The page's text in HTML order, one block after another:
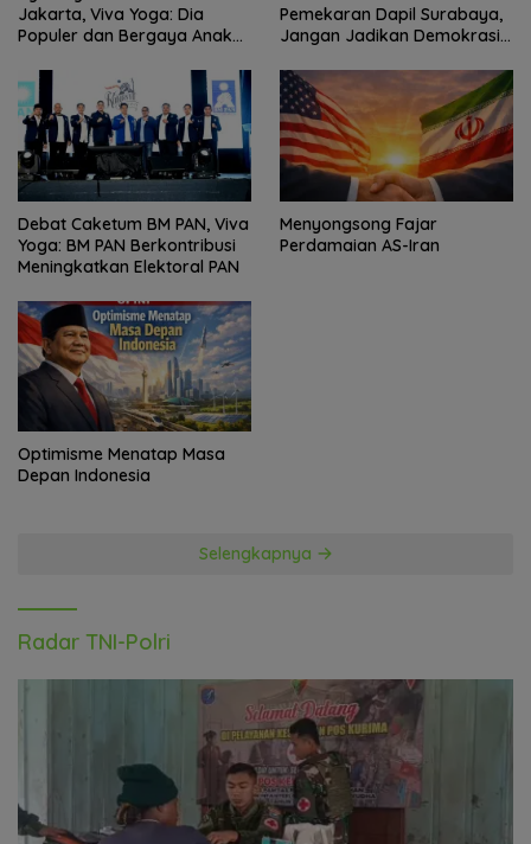
Jakarta, Viva Yoga: Dia
Populer dan Bergaya Anak
Pemekaran Dapil Surabaya,
Jangan Jadikan Demokrasi
Politik
Debat Caketum BM PAN, Viva
Yoga: BM PAN Berkontribusi
Meningkatkan Elektoral PAN
Menyongsong Fajar
Perdamaian AS-Iran
Optimisme Menatap Masa
Depan Indonesia
Selengkapnya
Radar TNI-Polri